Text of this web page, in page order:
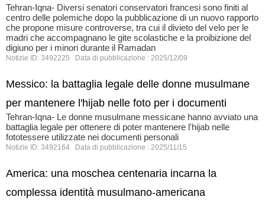
Tehran-Iqna- Diversi senatori conservatori francesi sono finiti al
centro delle polemiche dopo la pubblicazione di un nuovo rapporto
che propone misure controverse, tra cui il divieto del velo per le
madri che accompagnano le gite scolastiche e la proibizione del
digiuno per i minori durante il Ramadan
Notizie ID: 3492225 Data di pubblicazione : 2025/12/09
Messico: la battaglia legale delle donne musulmane
per mantenere l'hijab nelle foto per i documenti
Tehran-Iqna- Le donne musulmane messicane hanno avviato una
battaglia legale per ottenere di poter mantenere l'hijab nelle
fototessere utilizzate nei documenti personali
Notizie ID: 3492164 Data di pubblicazione : 2025/11/15
America: una moschea centenaria incarna la
complessa identità musulmano-americana